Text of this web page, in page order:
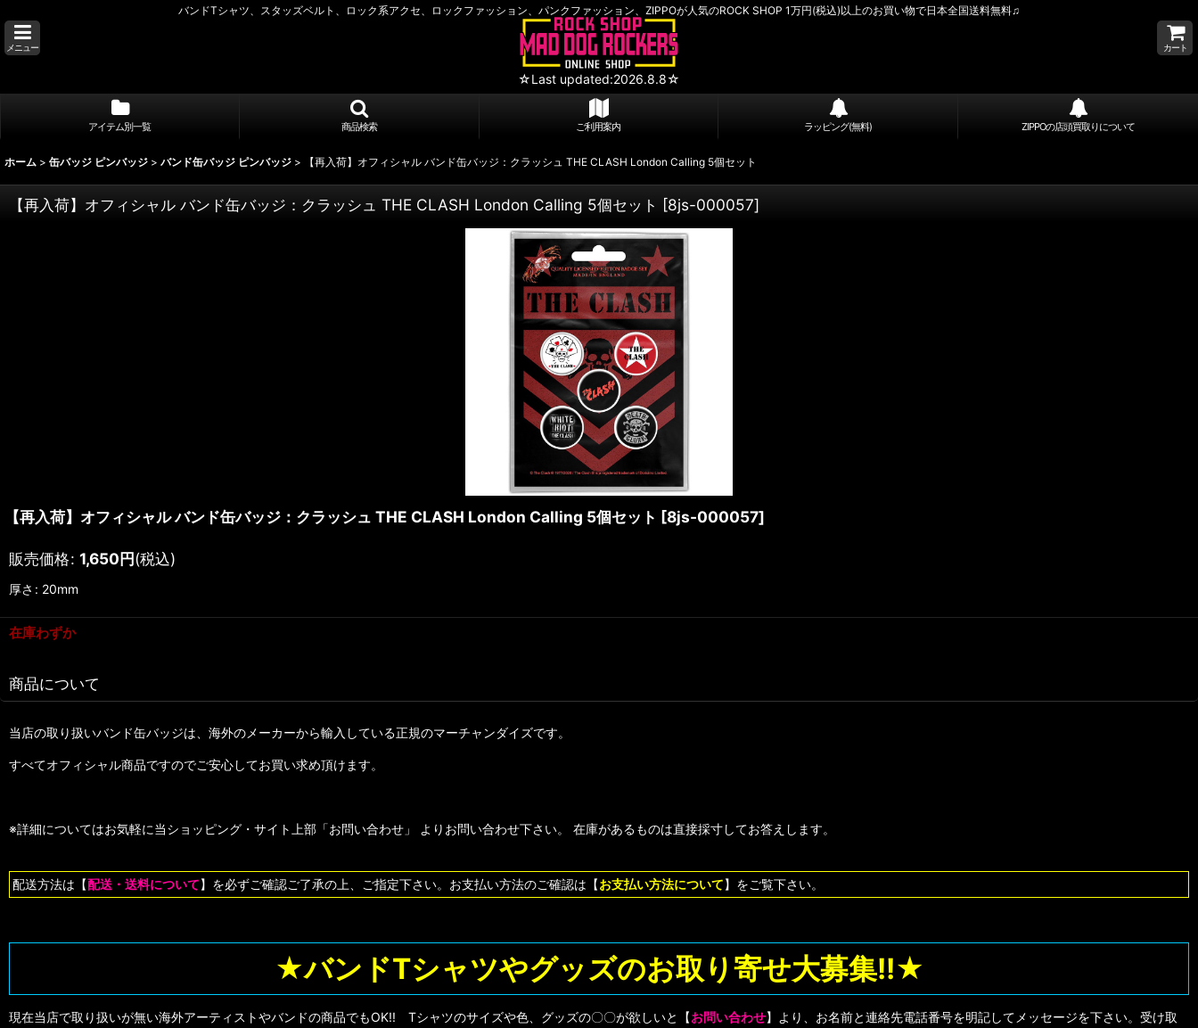
バンドTシャツ、スタッズベルト、ロック系アクセ、ロックファッション、パンクファッション、ZIPPOが人気のROCK SHOP 1万円(税込)以上のお買い物で日本全国送料無料♫
メニュー
☆Last updated:2026.8.8☆
カート
アイテム別一覧 商品検索 ご利用案内 ラッピング(無料) ZIPPOの店頭買取りについて
ホーム > 缶バッジ ピンバッジ > バンド缶バッジ ピンバッジ > 【再入荷】オフィシャル バンド缶バッジ：クラッシュ THE CLASH London Calling 5個セット
【再入荷】オフィシャル バンド缶バッジ：クラッシュ THE CLASH London Calling 5個セット [8js-000057]
【再入荷】オフィシャル バンド缶バッジ：クラッシュ THE CLASH London Calling 5個セット [8js-000057]
販売価格: 1,650円(税込)
厚さ : 20mm
在庫わずか
商品について
当店の取り扱いバンド缶バッジは、海外のメーカーから輸入している正規のマーチャンダイズです。
すべてオフィシャル商品ですのでご安心してお買い求め頂けます。
※詳細についてはお気軽に当ショッピング・サイト上部「お問い合わせ」 よりお問い合わせ下さい。 在庫があるものは直接採寸してお答えします。
配送方法は【配送・送料について】を必ずご確認ご了承の上、ご指定下さい。お支払い方法のご確認は【お支払い方法について】をご覧下さい。
★バンドTシャツやグッズのお取り寄せ大募集!!★
現在当店で取り扱いが無い海外アーティストやバンドの商品でもOK!! Tシャツのサイズや色、グッズの〇〇が欲しいと【お問い合わせ】より、お名前と連絡先電話番号を明記してメッセージを下さい。受け取